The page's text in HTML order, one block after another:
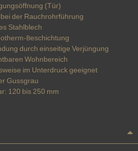
(Tür)
der Rauchrohrführung
Stahlblech
Beschichtung
durch einseitige Verjüngung
Wohnbereich
im Unterdruck geeignet
Gussgrau
120 bis 250 mm